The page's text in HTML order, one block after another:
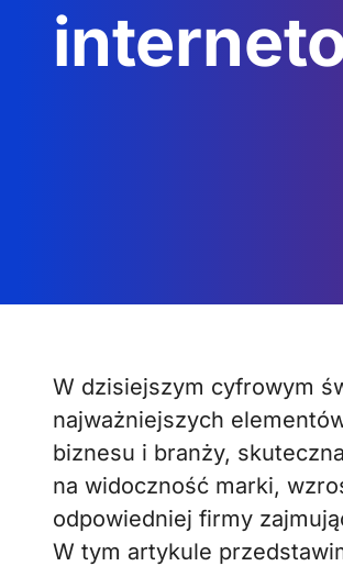
W dzisiejszym cyfrowym świecie marketing internetowy jest jednym z
najważniejszych
biznesu i branży,
na widoczność marki,
odpowiedniej firmy
W tym artykule